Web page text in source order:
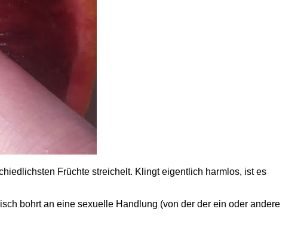
Früchte streichelt. Klingt eigentlich harmlos, ist es
bohrt an eine sexuelle Handlung (von der der ein oder andere